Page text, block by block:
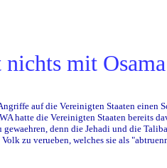
mit
auf die Vereinigten Staaten einen
hatte die Vereinigten Staaten
denn die Jehadi und die
zu verueben, welches sie als